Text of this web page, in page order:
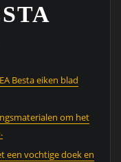
Besta eiken blad
om het
een vochtige doek en